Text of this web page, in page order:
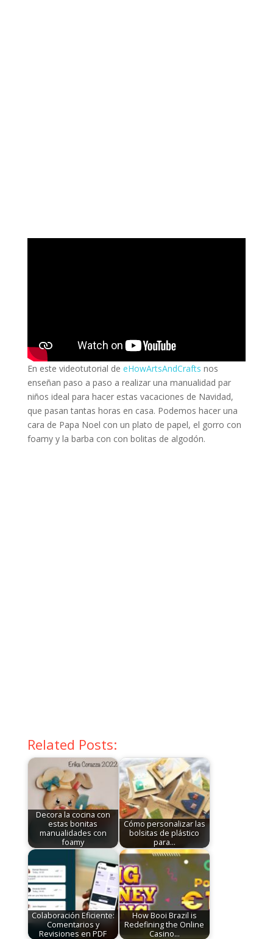
En este videotutorial de eHowArtsAndCrafts nos
enseñan paso a paso a realizar una manualidad par
niños ideal para hacer estas vacaciones de Navidad,
que pasan tantas horas en casa. Podemos hacer una
cara de Papa Noel con un plato de papel, el gorro con
foamy y la barba con con bolitas de algodón.
Related Posts:
Decora la cocina con
estas bonitas
manualidades con
foamy
Cómo personalizar las
bolsitas de plástico
para…
Colaboración Eficiente:
Comentarios y
Revisiones en PDF
How Booi Brazil is
Redefining the Online
Casino…